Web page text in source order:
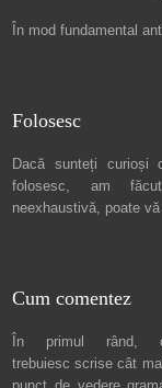
În mod fundamental
Folosesc
Dacă sunteți curioși
folosesc, am
neexhaustivă, poate
Cum comentez
În primul rând,
trebuiesc scrise cât